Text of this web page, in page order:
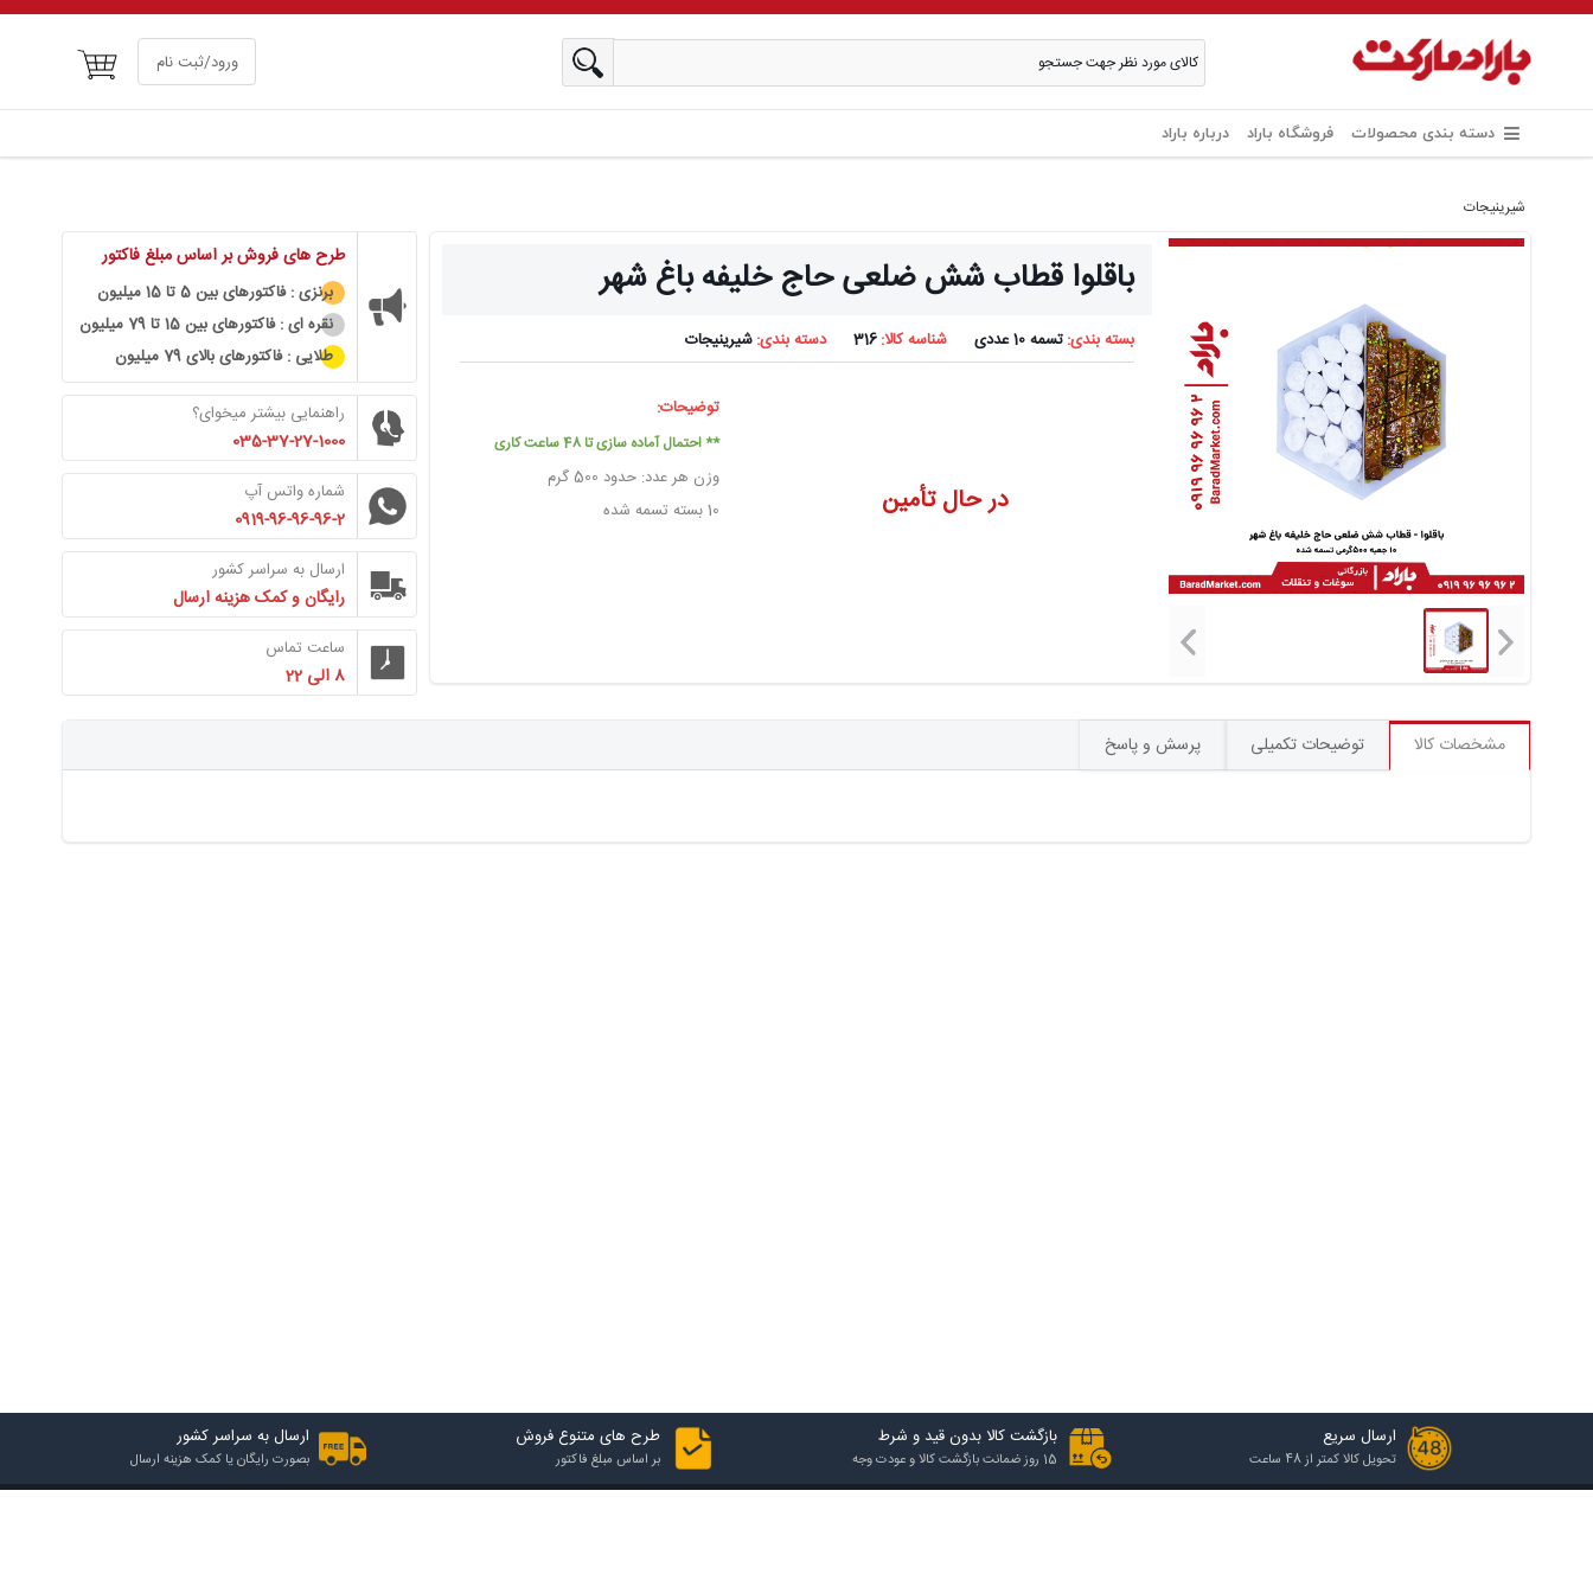
سبد خرید ورود/ثبت نام
دسته بندی محصولات فروشگاه باراد درباره باراد
شیرینیجات
باقلوا قطاب شش ضلعی حاج خلیفه باغ شهر
بسته بندی:تسمه 10 عددی شناسه کالا:316 دسته بندی:شیرینیجات
در حال تأمین
توضیحات:
** احتمال آماده سازی تا 48 ساعت کاری
وزن هر عدد: حدود 500 گرم
10 بسته تسمه شده
طرح های فروش بر اساس مبلغ فاکتور
برنزی : فاکتورهای بین 5 تا 15 میلیون
نقره ای : فاکتورهای بین 15 تا 79 میلیون
طلایی : فاکتورهای بالای 79 میلیون
راهنمایی بیشتر میخوای؟
035-37-27-1000
شماره واتس آپ
0919-96-96-96-2
ارسال به سراسر کشور
رایگان و کمک هزینه ارسال
ساعت تماس
8 الی 22
مشخصات کالا توضیحات تکمیلی پرسش و پاسخ
ارسال سریع
تحویل کالا کمتر از 48 ساعت
بازگشت کالا بدون قید و شرط
15 روز ضمانت بازگشت کالا و عودت وجه
طرح های متنوع فروش
بر اساس مبلغ فاکتور
ارسال به سراسر کشور
بصورت رایگان یا کمک هزینه ارسال